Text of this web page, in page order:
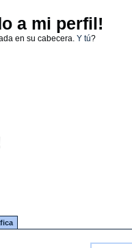
a mi perfil!
en su cabecera. Y tú?